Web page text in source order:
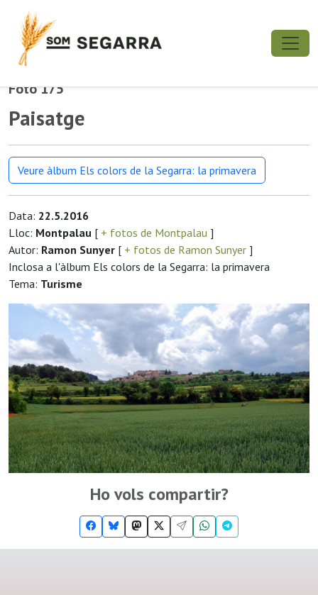
Foto 175
Paisatge
Veure àlbum Els colors de la Segarra: la primavera
Data: 22.5.2016
Lloc: Montpalau [ + fotos de Montpalau ]
Autor: Ramon Sunyer [ + fotos de Ramon Sunyer ]
Inclosa a l'àlbum Els colors de la Segarra: la primavera
Tema: Turisme
Ho vols compartir?